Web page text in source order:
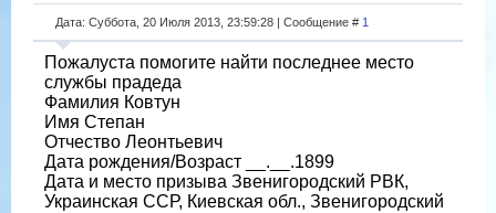
Дата: Суббота, 20 Июля 2013, 23:59:28 | Сообщение # 1
Пожалуста помогите найти последнее место
службы прадеда
Фамилия Ковтун
Имя Степан
Отчество Леонтьевич
Дата рождения/Возраст __.__.1899
Дата и место призыва Звенигородский РВК,
Украинская ССР, Киевская обл., Звенигородский